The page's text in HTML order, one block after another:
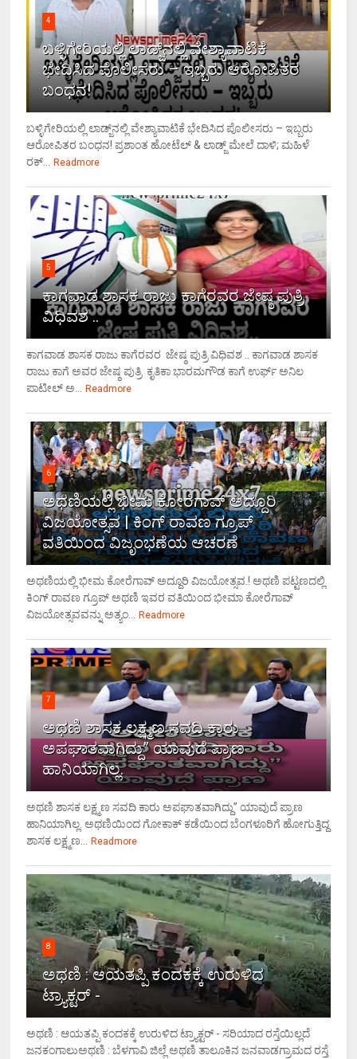
4
ಬಳ್ಳಿಗೇರಿಯಲ್ಲಿ ಲಾಡ್ಜ್‌ನಲ್ಲಿ ವೇಶ್ಯಾವಾಟಿಕೆ
ಭೇದಿಸಿದ ಪೊಲೀಸರು – ಇಬ್ಬರು ಆರೋಪಿತರ
ಬಂಧನ!
ಬಳ್ಳಿಗೇರಿಯಲ್ಲಿ ಲಾಡ್ಜ್‌ನಲ್ಲಿ ವೇಶ್ಯಾವಾಟಿಕೆ ಭೇದಿಸಿದ ಪೊಲೀಸರು – ಇಬ್ಬರು
ಆರೋಪಿತರ ಬಂಧನ! ಪ್ರಶಾಂತ ಹೋಟೆಲ್ & ಲಾಡ್ಜ್ ಮೇಲೆ ದಾಳಿ; ಮಹಿಳೆ
ರಕ್...
Readmore
5
ಕಾಗವಾಡ ಶಾಸಕ ರಾಜು ಕಾಗೆರವರ ಜೇಷ್ಠ ಪುತ್ರಿ
ವಿಧಿವಶ ..
ಕಾಗವಾಡ ಶಾಸಕ ರಾಜು ಕಾಗೆರವರ ಜೇಷ್ಠ ಪುತ್ರಿ ವಿಧಿವಶ .. ಕಾಗವಾಡ ಶಾಸಕ
ರಾಜು ಕಾಗೆ ಅವರ ಜೇಷ್ಠ ಪುತ್ರಿ ಕೃತಿಕಾ ಭಾರಮಗೌಡ ಕಾಗೆ ಉರ್ಫ್ ಅನಿಲ
ಪಾಟೀಲ್ ಅ...
Readmore
6
ಅಥಣಿಯಲ್ಲಿ ಭೀಮ ಕೋರೆಗಾವ್ ಅದ್ದೂರಿ
ವಿಜಯೋತ್ಸವ | ಕಿಂಗ್ ರಾವಣ ಗ್ರೂಪ್
ವತಿಯಿಂದ ವಿಜೃಂಭಣೆಯ ಆಚರಣೆ
ಅಥಣಿಯಲ್ಲಿ ಭೀಮ ಕೋರೆಗಾವ್ ಅದ್ದೂರಿ ವಿಜಯೋತ್ಸವ.! ಅಥಣಿ ಪಟ್ಟಣದಲ್ಲಿ
ಕಿಂಗ್ ರಾವಣ ಗ್ರೂಪ್ ಅಥಣಿ ಇವರ ವತಿಯಿಂದ ಭೀಮಾ ಕೋರೆಗಾವ್
ವಿಜಯೋತ್ಸವವನ್ನು ಅತ್ಯಂ...
Readmore
7
ಅಥಣಿ ಶಾಸಕ ಲಕ್ಷ್ಮಣ ಸವದಿ ಕಾರು
ಅಪಘಾತವಾಗಿದ್ದು” ಯಾವುದೆ ಪ್ರಾಣ
ಹಾನಿಯಾಗಿಲ್ಲ.
ಅಥಣಿ ಶಾಸಕ ಲಕ್ಷ್ಮಣ ಸವದಿ ಕಾರು ಅಪಘಾತವಾಗಿದ್ದು” ಯಾವುದೆ ಪ್ರಾಣ
ಹಾನಿಯಾಗಿಲ್ಲ. ಅಥಣಿಯಿಂದ ಗೋಕಾಕ್ ಕಡೆಯಿಂದ ಬೆಂಗಳೂರಿಗೆ ಹೋಗುತ್ತಿದ್ದ
ಶಾಸಕ ಲಕ್ಷ್ಮಣ...
Readmore
8
ಅಥಣಿ : ಆಯತಪ್ಪಿ ಕಂದಕಕ್ಕೆ ಉರುಳಿದ
ಟ್ರ್ಯಾಕ್ಟರ್ -
ಅಥಣಿ : ಆಯತಪ್ಪಿ ಕಂದಕಕ್ಕೆ ಉರುಳಿದ ಟ್ರ್ಯಾಕ್ಟರ್ - ಸರಿಯಾದ ರಸ್ತೆಯಿಲ್ಲದೆ
ಜನಕಂಗಾಲುಅಥಣಿ : ಬೆಳಗಾವಿ ಜಿಲ್ಲೆ ಅಥಣಿ ತಾಲೂಕಿನ ಜನವಾಡಗ್ರಾಮದ ರಸ್ತೆ